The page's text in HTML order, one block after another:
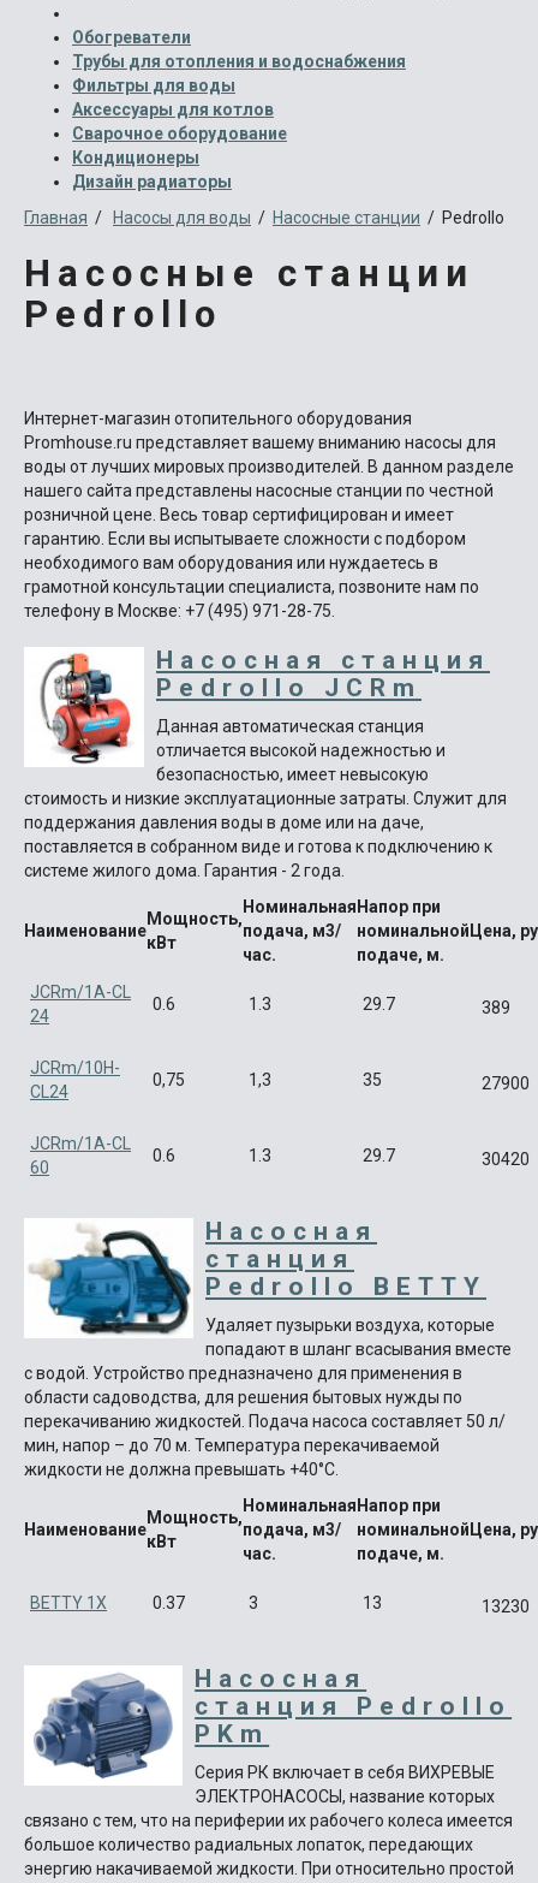
Обогреватели
Трубы для отопления и водоснабжения
Фильтры для воды
Аксессуары для котлов
Сварочное оборудование
Кондиционеры
Дизайн радиаторы
Главная / Насосы для воды / Насосные станции / Pedrollo
Насосные станции
Pedrollo
Интернет-магазин отопительного оборудования
Promhouse.ru представляет вашему вниманию насосы для
воды от лучших мировых производителей. В данном разделе
нашего сайта представлены насосные станции по честной
розничной цене. Весь товар сертифицирован и имеет
гарантию. Если вы испытываете сложности с подбором
необходимого вам оборудования или нуждаетесь в
грамотной консультации специалиста, позвоните нам по
телефону в Москве: +7 (495) 971-28-75.
Насосная станция
Pedrollo JCRm
Данная автоматическая станция
отличается высокой надежностью и
безопасностью, имеет невысокую
стоимость и низкие эксплуатационные затраты. Служит для
поддержания давления воды в доме или на даче,
поставляется в собранном виде и готова к подключению к
системе жилого дома. Гарантия - 2 года.
Наименование
Мощность,
кВт
Номинальная
подача, м3/
час.
Напор при
номинальной
подаче, м.
Цена,
JCRm/1A-CL
24
0.6 1.3 29.7 389
JCRm/10H-
CL24
0,75 1,3 35 27900
JCRm/1А-CL
60
0.6 1.3 29.7 30420
Насосная
станция
Pedrollo BETTY
Удаляет пузырьки воздуха, которые
попадают в шланг всасывания вместе
с водой. Устройство предназначено для применения в
области садоводства, для решения бытовых нужды по
перекачиванию жидкостей. Подача насоса составляет 50 л/
мин, напор – до 70 м. Температура перекачиваемой
жидкости не должна превышать +40°C.
Наименование
Мощность,
кВт
Номинальная
подача, м3/
час.
Напор при
номинальной
подаче, м.
Цена,
BETTY 1X 0.37 3 13 13230
Насосная
станция Pedrollo
PKm
Серия РК включает в себя ВИХРЕВЫЕ
ЭЛЕКТРОНАСОСЫ, название которых
связано с тем, что на периферии их рабочего колеса имеется
большое количество радиальных лопаток, передающих
энергию накачиваемой жидкости. При относительно простой